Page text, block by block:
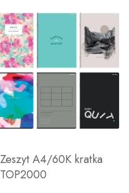
Zeszyt A4/60K kratka
TOP2000